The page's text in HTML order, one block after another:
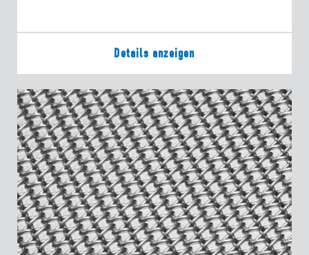
Details anzeigen